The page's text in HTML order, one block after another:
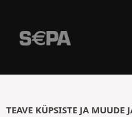
TEAVE KÜPSISTE JA MUUDE